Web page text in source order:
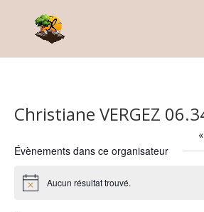
Christiane VERGEZ
Évènements dans ce organisateur
Notice Aucun résultat trouvé.